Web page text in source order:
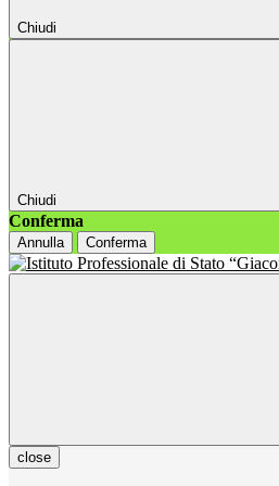
Chiudi
Chiudi
Conferma
Annulla Conferma
close